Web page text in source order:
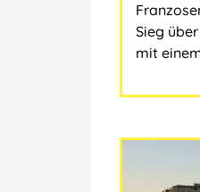
Sieg
mit